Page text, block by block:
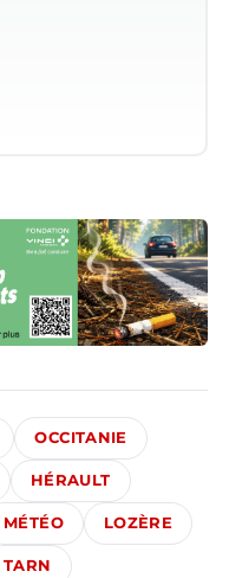
OCCITANIE
HÉRAULT
MÉTÉO LOZÈRE
TARN